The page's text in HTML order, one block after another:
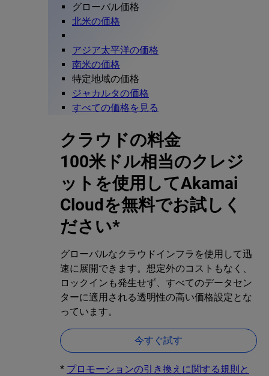
グローバル価格
北米の価格
アジア太平洋の価格
南米の価格
特定地域の価格
ジャカルタの価格
すべての価格を見る
クラウドの料金
100米ドル相当のクレジ
ットを使用してAkamai
Cloudを無料でお試しく
ださい*
グローバルなクラウドインフラを使用して迅
速に展開できます。想定外のコストもなく、
ロックインも発生せず、すべてのデータセン
ターに適用される透明性の高い価格設定とな
っています。
今すぐ試す
* プロモーションの引き換えに関する規則と